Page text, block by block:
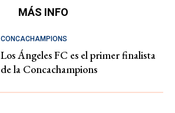
MÁS INFO
CONCACHAMPIONS
Los Ángeles FC es el primer finalista
de la Concachampions